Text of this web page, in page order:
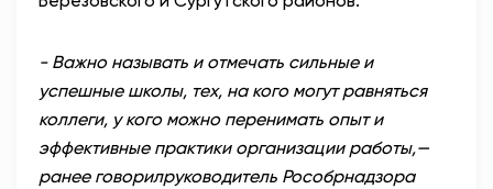
- Важно называть и отмечать сильные и
успешные школы, тех, на кого могут равняться
коллеги, у кого можно перенимать опыт и
эффективные практики организации работы,—
ранее говорилруководитель Рособрнадзора